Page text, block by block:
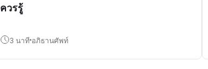
ควรรู้
3 นาที อภิธานศัพท์